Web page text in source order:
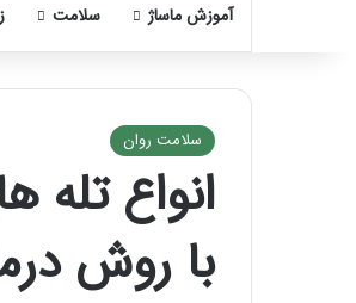
آموزش ماساژ سلامت
سلامت روان
انواع
با روش